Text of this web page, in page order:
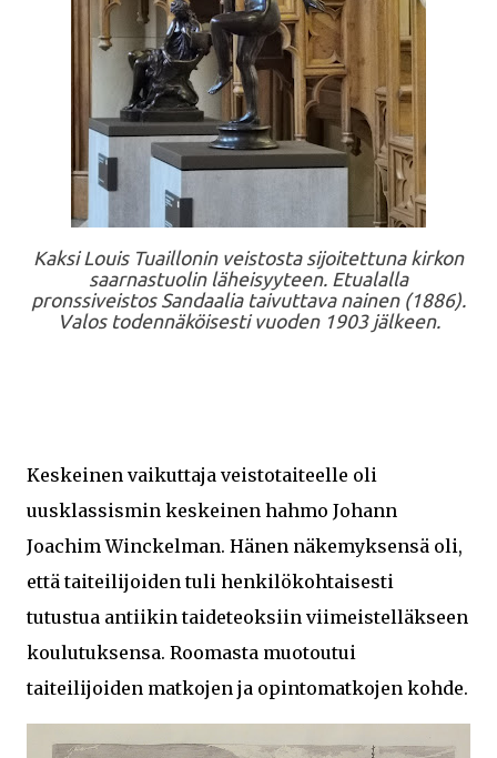
Kaksi Louis Tuaillonin veistosta sijoitettuna kirkon
saarnastuolin läheisyyteen. Etualalla
pronssiveistos Sandaalia taivuttava nainen (1886).
Valos todennäköisesti vuoden 1903 jälkeen.
Keskeinen vaikuttaja veistotaiteelle oli
uusklassismin keskeinen hahmo Johann
Joachim Winckelman. Hänen näkemyksensä oli,
että taiteilijoiden tuli henkilökohtaisesti
tutustua antiikin taideteoksiin viimeistelläkseen
koulutuksensa. Roomasta muotoutui
taiteilijoiden matkojen ja opintomatkojen kohde.